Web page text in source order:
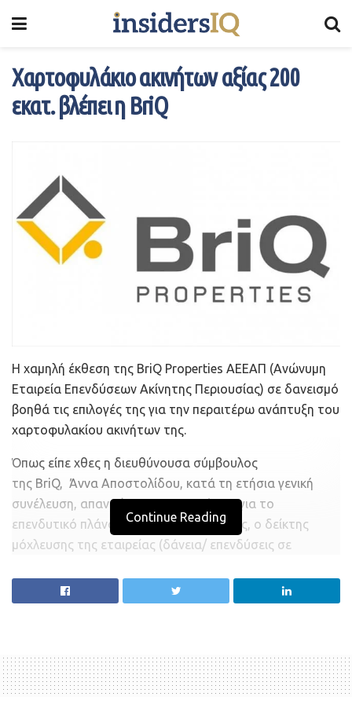
Χαρτοφυλάκιο ακινήτων αξίας 200
εκατ. βλέπει η BriQ
Η χαμηλή έκθεση της BriQ Properties ΑΕΕΑΠ (Ανώνυμη
Εταιρεία Επενδύσεων Ακίνητης Περιουσίας) σε δανεισμό
βοηθά τις επιλογές της για την περαιτέρω ανάπτυξη του
χαρτοφυλακίου ακινήτων της.
Όπως είπε χθες η διευθύνουσα σύμβουλος
της BriQ, Άννα Αποστολίδου, κατά τη ετήσια γενική
συνέλευση, απαντώντας σε ερωτήσεις για το
επενδυτικό πλάνο της επόμενης τριετίας, ο δείκτης
μόχλευσης της εταιρείας (δάνεια/ επενδύσεις σε
μας (σήμερα αξίας 122 εκατ.) μπορεί να φθάσει στα 150
εκατ., ακόμα και στα 200 εκατ. με αύξηση του
σε logistics, ξενοδοχεία και γραφεία».
Continue Reading